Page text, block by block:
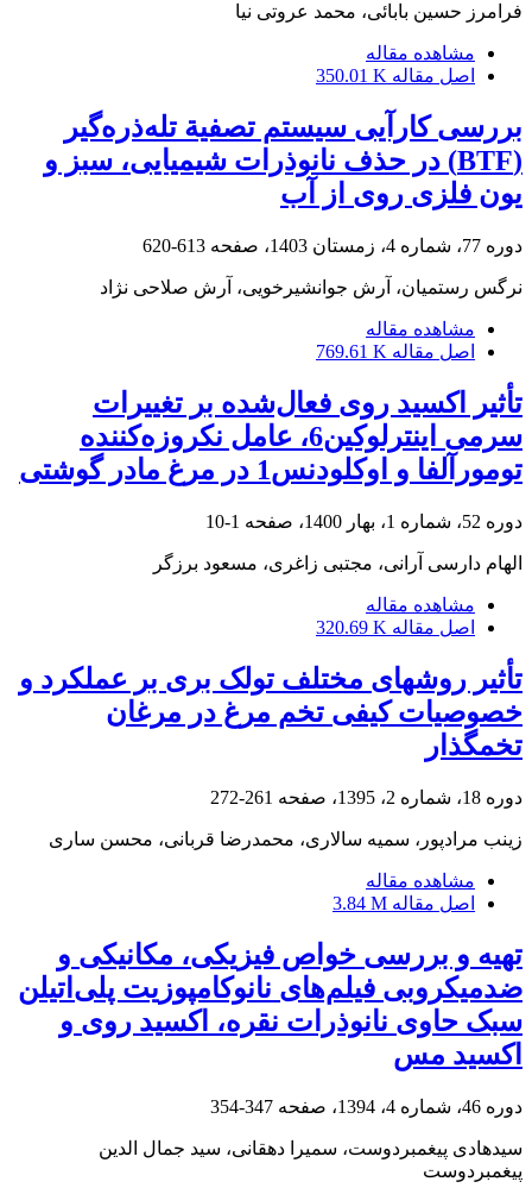
فرامرز حسین بابائی، محمد عروتی نیا
مشاهده مقاله
اصل مقاله 350.01 K
بررسی کارآیی سیستم تصفیة تله‌ذره‌گیر
(BTF) در حذف نانوذرات شیمیایی، سبز و
یون ‌فلزی روی از آب
دوره 77، شماره 4، زمستان 1403، صفحه 613-620
نرگس رستمیان، آرش جوانشیرخویی، آرش صلاحی نژاد
مشاهده مقاله
اصل مقاله 769.61 K
تأثیر اکسید روی فعال‌شده بر تغییرات
سرمی اینترلوکین‌6، عامل نکروزه‌کننده
تومورآلفا و اوکلودنس‌1 ‏در مرغ مادر گوشتی
دوره 52، شماره 1، بهار 1400، صفحه 1-10
الهام دارسی آرانی، مجتبی زاغری، مسعود برزگر
مشاهده مقاله
اصل مقاله 320.69 K
تأثیر روشهای مختلف تولک بری بر عملکرد و
خصوصیات کیفی تخم مرغ در مرغان
تخمگذار
دوره 18، شماره 2، 1395، صفحه 261-272
زینب مرادپور، سمیه سالاری، محمدرضا قربانی، محسن ساری
مشاهده مقاله
اصل مقاله 3.84 M
تهیه و بررسی خواص فیزیکی، مکانیکی و
ضدمیکروبی فیلم‌های نانوکامپوزیت پلی‌اتیلن
سبک حاوی نانوذرات نقره، اکسید روی و
اکسید مس
دوره 46، شماره 4، 1394، صفحه 347-354
سیدهادی پیغمبردوست، سمیرا دهقانی، سید جمال الدین
پیغمبردوست